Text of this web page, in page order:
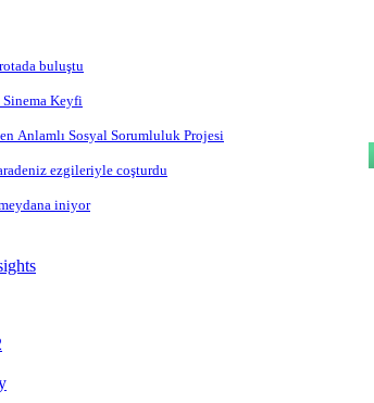
buluştu
Sinema Keyfi
Anlamlı Sosyal Sorumluluk Projesi
ezgileriyle coşturdu
iniyor